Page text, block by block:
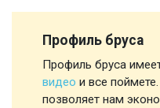
Профиль бруса
Профиль бруса
видео и все
позволяет нам